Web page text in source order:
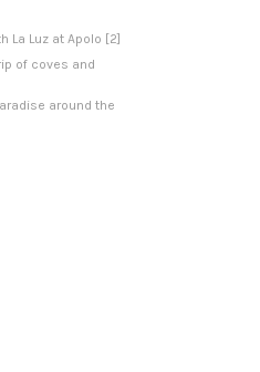
La Luz at Apolo [2]
of coves and
around the